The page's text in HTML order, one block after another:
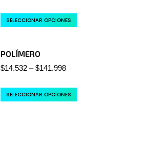
SELECCIONAR OPCIONES
POLÍMERO
$14.532 –$141.998
SELECCIONAR OPCIONES